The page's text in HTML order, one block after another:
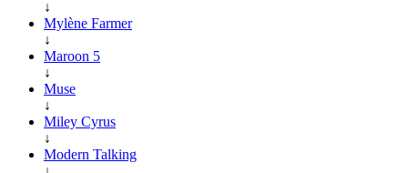
↓
Mylène Farmer
↓
Maroon 5
↓
Muse
↓
Miley Cyrus
↓
Modern Talking